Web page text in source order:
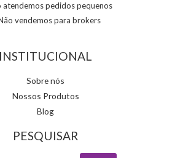
atendemos pedidos pequenos
vendemos para brokers
INSTITUCIONAL
Sobre nós
Nossos Produtos
Blog
PESQUISAR